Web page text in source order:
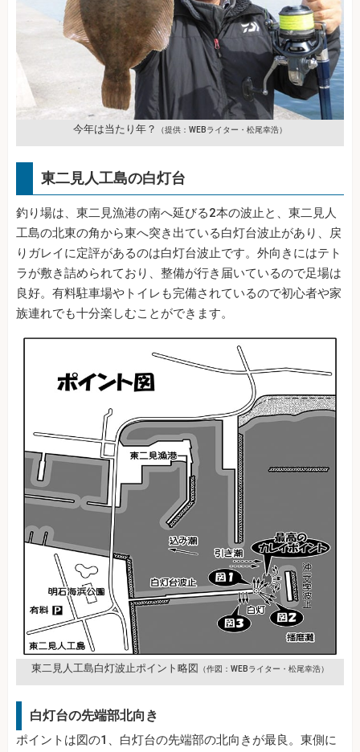
今年は当たり年？ （提供：WEBライター・松尾幸浩）
東二見人工島の白灯台
釣り場は、東二見漁港の南へ延びる2本の波止と、東二見人
工島の北東の角から東へ突き出ている白灯台波止があり、戻
りガレイに定評があるのは白灯台波止です。外向きにはテト
ラが敷き詰められており、整備が行き届いているので足場は
良好。有料駐車場やトイレも完備されているので初心者や家
族連れでも十分楽しむことができます。
東二見人工島白灯波止ポイント略図 （作図：WEBライター・松尾幸浩）
白灯台の先端部北向き
ポイントは図の1、白灯台の先端部の北向きが最良。東側に